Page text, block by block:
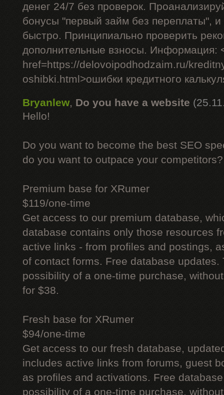
денег 24/7 без проверок.
бонусы "первый займ без переплаты", и
быстро. Принципиально проверить
дополнительные взносы. Информация:
href=https://delovoipodhodzaim.ru/
oshibki.html>ошибки кредитного
Bryanlew, Do you have a website
Hello!
Do you want to become the best SEO
do you want to outpace your competitors?
Premium base for XRumer
$119/one-time
Get access to our premium database,
database contains only those resources
active links - from profiles and postings,
of contact forms. Free database updates.
possibility of a one-time purchase,
for $38.
Fresh base for XRumer
$94/one-time
Get access to our fresh database,
includes active links from forums, guest
as profiles and activations. Free
possibility of a one-time purchase,